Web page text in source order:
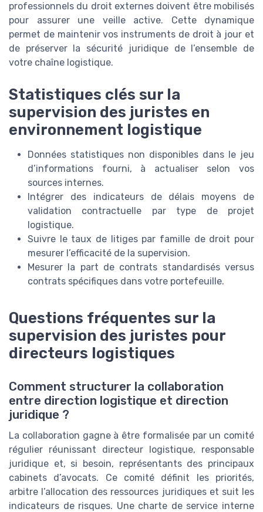
professionnels du droit externes doivent être mobilisés
pour assurer une veille active. Cette dynamique
permet de maintenir vos instruments de droit à jour et
de préserver la sécurité juridique de l’ensemble de
votre chaîne logistique.
Statistiques clés sur la
supervision des juristes en
environnement logistique
Données statistiques non disponibles dans le jeu
d’informations fourni, à actualiser selon vos
sources internes.
Intégrer des indicateurs de délais moyens de
validation contractuelle par type de projet
logistique.
Suivre le taux de litiges par famille de droit pour
mesurer l’efficacité de la supervision.
Mesurer la part de contrats standardisés versus
contrats spécifiques dans votre portefeuille.
Questions fréquentes sur la
supervision des juristes pour
directeurs logistiques
Comment structurer la collaboration
entre direction logistique et direction
juridique ?
La collaboration gagne à être formalisée par un comité
régulier réunissant directeur logistique, responsable
juridique et, si besoin, représentants des principaux
cabinets d’avocats. Ce comité définit les priorités,
arbitre l’allocation des ressources juridiques et suit les
indicateurs de risques. Une charte de service interne